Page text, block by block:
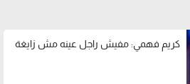
كريم فهمي: مفيش راجل عينه مش زايغة